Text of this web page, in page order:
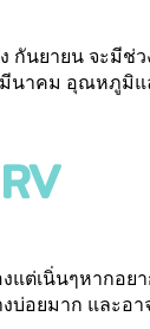
กันยายน จะมีช่
นาคม อุณหภูมิแ
แต่เนิ่นๆหากอย
บ่อยมาก และอ